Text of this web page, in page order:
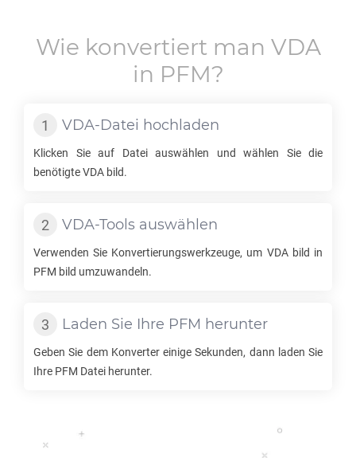
Wie konvertiert man VDA
in PFM?
VDA-Datei hochladen
Klicken Sie auf Datei auswählen und wählen Sie die
benötigteVDA bild.
VDA-Tools auswählen
Verwenden Sie Konvertierungswerkzeuge, um VDAbild in
PFM bild umzuwandeln.
Laden Sie Ihre PFM herunter
Geben Sie dem Konverter einige Sekunden, dann laden Sie
Ihre PFM Datei herunter.